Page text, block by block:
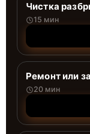
Чистка
15 мин
Ремонт или
20 мин